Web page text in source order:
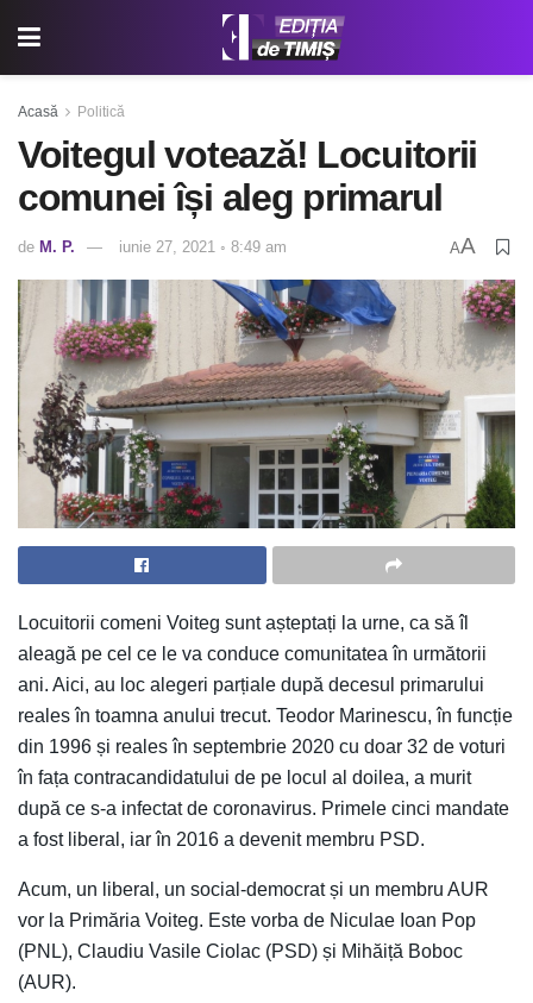
Acasă Politică
Voitegul votează! Locuitorii
comunei își aleg primarul
de M. P. iunie 27, 2021 ◦ 8:49 am AA
Locuitorii comeni Voiteg sunt așteptați la urne, ca să îl
aleagă pe cel ce le va conduce comunitatea în următorii
ani. Aici, au loc alegeri parțiale după decesul primarului
reales în toamna anului trecut. Teodor Marinescu, în funcție
din 1996 și reales în septembrie 2020 cu doar 32 de voturi
în fața contracandidatului de pe locul al doilea, a murit
după ce s-a infectat de coronavirus. Primele cinci mandate
a fost liberal, iar în 2016 a devenit membru PSD.
Acum, un liberal, un social-democrat și un membru AUR
vor la Primăria Voiteg. Este vorba de Niculae Ioan Pop
(PNL), Claudiu Vasile Ciolac (PSD) și Mihăiță Boboc
(AUR).